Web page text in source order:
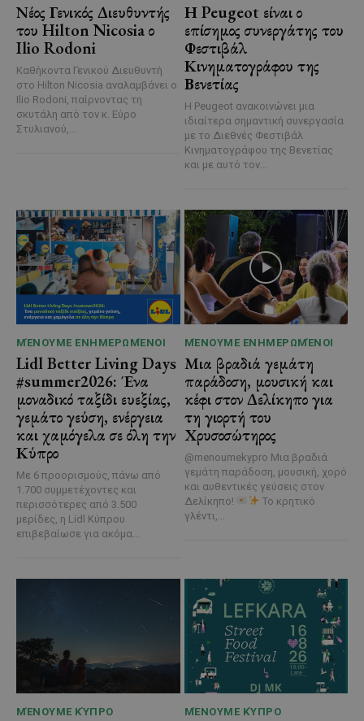
Νέος Γενικός Διευθυντής
του Hilton Nicosia ο
Ilio Rodoni
Καθήκοντα Γενικού Διευθυντή
στο Hilton Nicosia αναλαμβάνει ο
Ilio Rodoni, παίρνοντας τη
σκυτάλη από τον κ. Εύρο
Στυλιανού,...
Η Peugeot είναι ο
επίσημος συνεργάτης του
Φεστιβάλ
Κινηματογράφου της
Βενετίας
Η Peugeot ανακοινώνει μια
ιδιαίτερα σημαντική συνεργασία
με το Διεθνές Φεστιβάλ
Κινηματογράφου της Βενετίας
και με αυτό τον...
ΜΈΝΟΥΜΕ ΕΝΗΜΕΡΩΜΈΝΟΙ
Lidl Better Living Days
#summer2026: Ένα
μοναδικό ταξίδι ευεξίας,
γεμάτο γεύση, ενέργεια
και χαμόγελα σε όλη την
Κύπρο
Με 6 προορισμούς, πάνω από
1.700 συμμετέχοντες και
περισσότερες από 3.500
μερίδες, η Lidl Κύπρου
επιβεβαίωσε για ακόμα...
ΜΈΝΟΥΜΕ ΕΝΗΜΕΡΩΜΈΝΟΙ
Μια βραδιά γεμάτη
παράδοση, μουσική και
κέφι στον Δελίκηπο για
τη γιορτή του
Χρυσοσώτηρος
@menoumekypro Μια βραδιά
γεμάτη παράδοση, μουσική, χορό
και αυθεντικές γεύσεις στον
Δελίκηπο!
Το κρητικό
γλέντι,...
ΜΈΝΟΥΜΕ ΚΎΠΡΟ ΜΈΝΟΥΜΕ ΚΎΠΡΟ